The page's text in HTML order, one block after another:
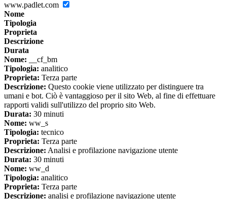
www.padlet.com
Nome
Tipologia
Proprieta
Descrizione
Durata
Nome: __cf_bm
Tipologia: analitico
Proprieta: Terza parte
Descrizione: Questo cookie viene utilizzato per distinguere tra
umani e bot. Ciò è vantaggioso per il sito Web, al fine di effettuare
rapporti validi sull'utilizzo del proprio sito Web.
Durata: 30 minuti
Nome: ww_s
Tipologia: tecnico
Proprieta: Terza parte
Descrizione: Analisi e profilazione navigazione utente
Durata: 30 minuti
Nome: ww_d
Tipologia: analitico
Proprieta: Terza parte
Descrizione: analisi e profilazione navigazione utente